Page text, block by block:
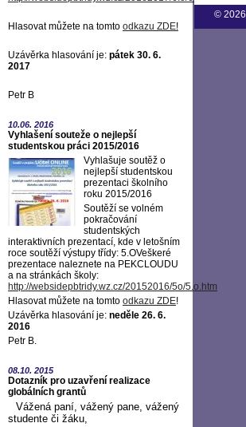
Hlasovat můžete na tomto odkazu ZDE!
Uzávěrka hlasování je: pátek 30. 6.
2017
Petr B
10.06. 2016
Vyhlašení souteže o nejlepší
studentskou práci 2015/2016
Vyhlašuje soutěž o
nejlepší studentskou
prezentaci školního
roku 2015/2016
Soutěží se volném
pokračování
studentských
interaktivních prezentací, kde v letošním
roce soutěží výstupy třídy: 5.OVeškeré
prezentace naleznete na PEKCLOUDU
a na stránkách školy:
http://websidepbtridy.wz.cz/20152016/5o/5.o.htm
Hlasovat můžete na tomto odkazu ZDE!
Uzávěrka hlasování je: neděle 26. 6.
2016
Petr B.
08.10. 2015
Dotazník pro uzavření realizace
globálních grantů
Vážená paní, vážený pane, vážený
studente či žáku,
© 2026